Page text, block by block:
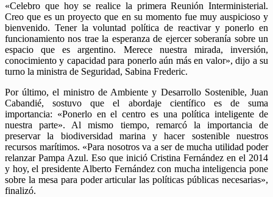
«Celebro que hoy se realice la primera Reunión Interministerial.
Creo que es un proyecto que en su momento fue muy auspicioso y
bienvenido. Tener la voluntad política de reactivar y ponerlo en
funcionamiento nos trae la esperanza de ejercer soberanía sobre un
espacio que es argentino. Merece nuestra mirada, inversión,
conocimiento y capacidad para ponerlo aún más en valor», dijo a su
turno la ministra de Seguridad, Sabina Frederic.
Por último, el ministro de Ambiente y Desarrollo Sostenible, Juan
Cabandié, sostuvo que el abordaje científico es de suma
importancia: «Ponerlo en el centro es una política inteligente de
nuestra parte». Al mismo tiempo, remarcó la importancia de
preservar la biodiversidad marina y hacer sostenible nuestros
recursos marítimos. «Para nosotros va a ser de mucha utilidad poder
relanzar Pampa Azul. Eso que inició Cristina Fernández en el 2014
y hoy, el presidente Alberto Fernández con mucha inteligencia pone
sobre la mesa para poder articular las políticas públicas necesarias»,
finalizó.